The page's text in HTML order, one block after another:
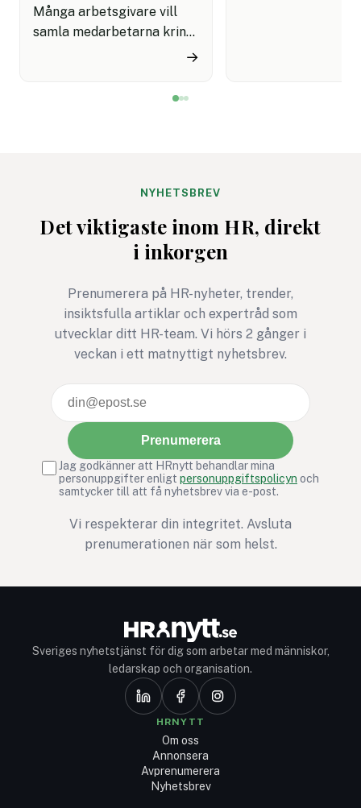
Många arbetsgivare vill
samla medarbetarna kring
Bris stegutmaning 116 111
må bra är ett exempel där
rörelse, gemenskap och
gemensamt syfte.
→
tillit och
NYHETSBREV
Det viktigaste inom HR, direkt
i inkorgen
Prenumerera på HR-nyheter, trender,
insiktsfulla artiklar och expertråd som
utvecklar ditt HR-team. Vi hörs 2 gånger i
veckan i ett matnyttigt nyhetsbrev.
Prenumerera
Jag godkänner att HRnytt behandlar mina
personuppgifter enligt personuppgiftspolicyn och
samtycker till att få nyhetsbrev via e-post.
Vi respekterar din integritet. Avsluta
prenumerationen när som helst.
Sveriges nyhetstjänst för dig som arbetar med människor,
ledarskap och organisation.
HRNYTT
Om oss
Annonsera
Avprenumerera
Nyhetsbrev